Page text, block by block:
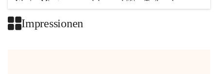
Wenige Minuten nur, und das geschäftige Treiben der
Impressionen